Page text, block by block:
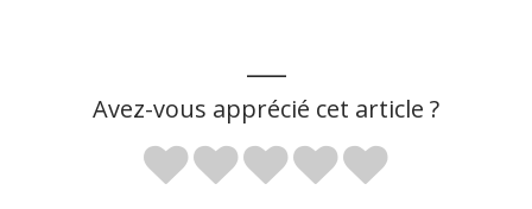
Avez-vous apprécié cet article ?